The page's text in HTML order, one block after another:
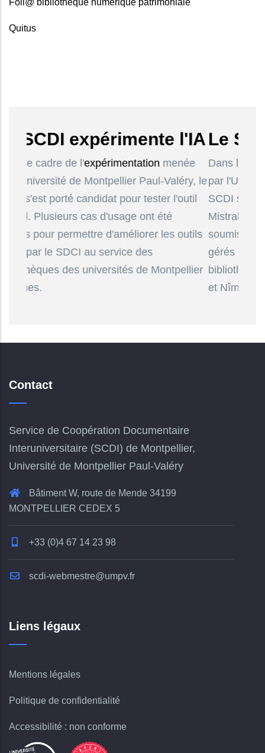
Foli@ bibliothèque numérique patrimoniale
Quitus
expérimente l'IA
de l' expérimentationmenée
de Montpellier Paul-Valéry, le
candidat pour tester l'outil
cas d'usage ont été
permettre d'améliorer les outils
SDCI au service des
des universités de Montpellier
Le SCDI
Dans le cadre de l'
par l'Université de
SCDI s'est porté
Mistral. Plusieurs cas
soumis pour
gérés par le SDCI au
bibliothèques des
Contact
Service de Coopération Documentaire
Interuniversitaire (SCDI) de Montpellier,
Université de Montpellier Paul-Valéry
Bâtiment W, route de Mende 34199
MONTPELLIER CEDEX 5
+33 (0)4 67 14 23 98
scdi-webmestre@umpv.fr
Liens légaux
Mentions légales
Politique de confidentialité
Accessibilité : non conforme